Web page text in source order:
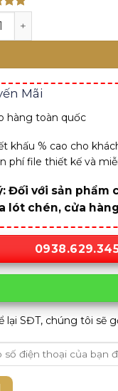
42 cm - Hoàng
Mãi
hàng toàn quốc
khấu % cao cho
phí file thiết kế và
Đối với sản phẩm
lót chén, cửa
lại SĐT, chúng tôi sẽ